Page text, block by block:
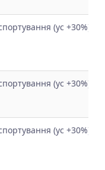
(ус +30%)
(ус +30%) з
(ус +30%)